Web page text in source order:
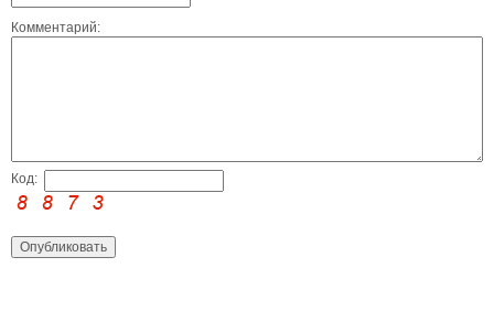
Комментарий:
Код: